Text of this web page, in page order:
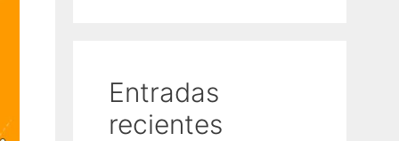
Entradas
recientes